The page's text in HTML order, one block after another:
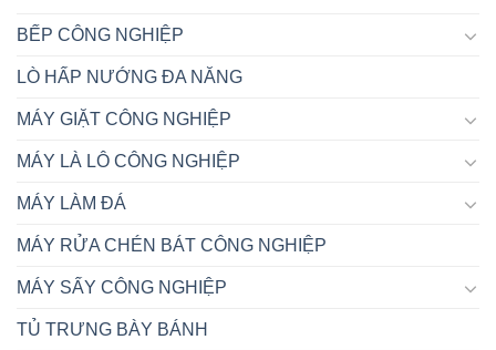
BẾP CÔNG NGHIỆP
LÒ HẤP NƯỚNG ĐA NĂNG
MÁY GIẶT CÔNG NGHIỆP
MÁY LÀ LÔ CÔNG NGHIỆP
MÁY LÀM ĐÁ
MÁY RỬA CHÉN BÁT CÔNG NGHIỆP
MÁY SẤY CÔNG NGHIỆP
TỦ TRƯNG BÀY BÁNH